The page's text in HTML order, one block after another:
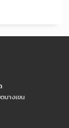
บางเขน